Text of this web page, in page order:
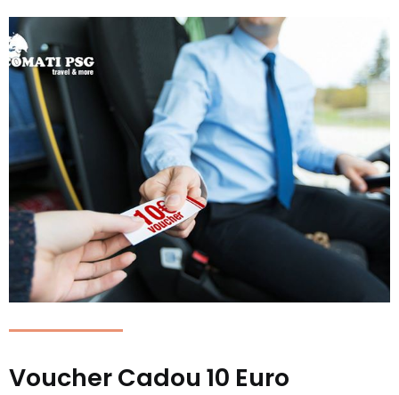
Voucher Cadou 10 Euro